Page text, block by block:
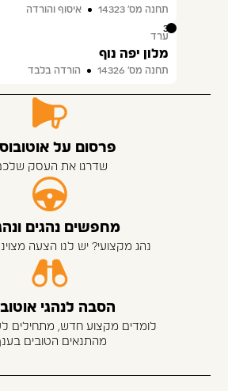
תחנה מס׳ 14323 איסוף והורדה
33
ערד
מלון יפה נוף
תחנה מס׳ 14326 הורדה בלבד
פרסום על
שדרגו את העסק
מחפשים נהגים
נהג מקצועי? יש לנו הצעה
הסבה לנהגי
לומדים מקצוע חדש, מתחילים
מהתנאים הטובים